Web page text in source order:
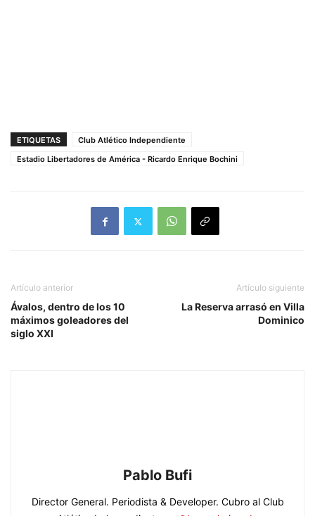
ETIQUETAS
Club Atlético Independiente
Estadio Libertadores de América - Ricardo Enrique Bochini
Artículo anterior
Ávalos, dentro de los 10
máximos goleadores del
siglo XXI
Artículo siguiente
La Reserva arrasó en Villa
Dominico
Pablo Bufi
Director General. Periodista & Developer. Cubro al Club